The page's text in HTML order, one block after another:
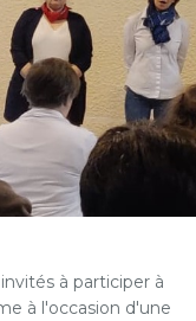
à participer à
à l'occasion d'une